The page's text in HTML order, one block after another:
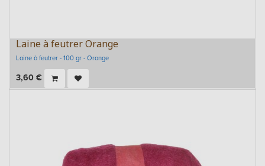
Laine à feutrer Orange
Laine à feutrer - 100 gr - Orange
3,60 €